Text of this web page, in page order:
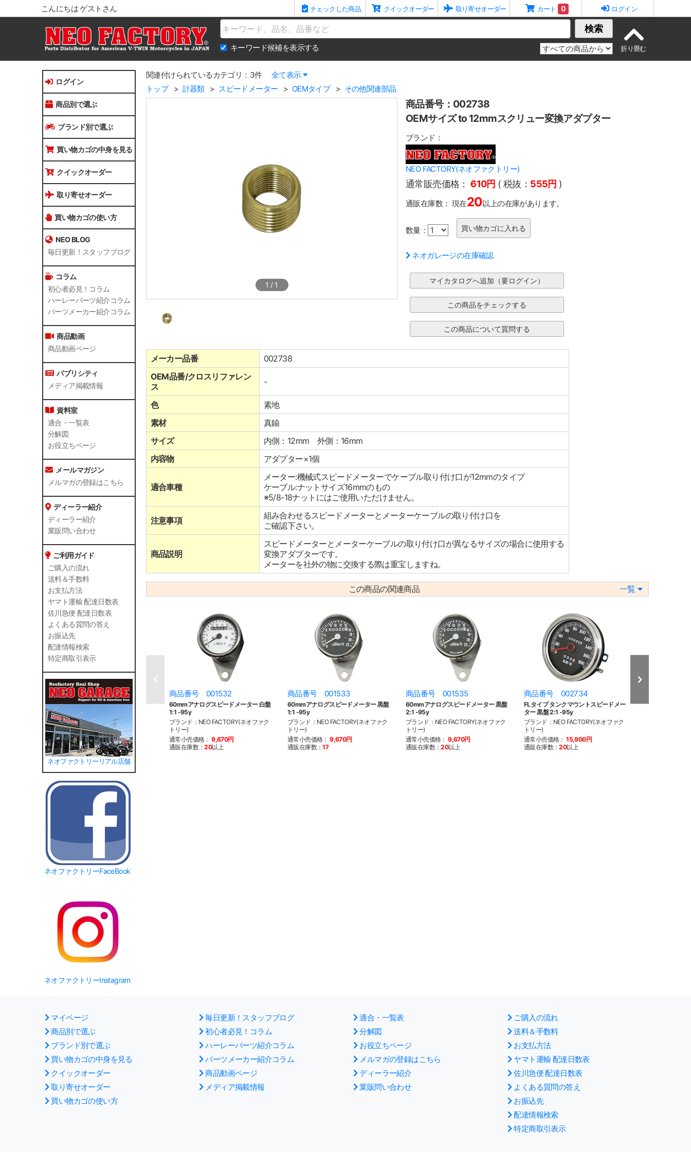
こんにちは ゲストさん チェックした商品 クイックオーダー 取り寄せオーダー カート 0 ログイン
Name 検索
キーワード候補を表示する
ログイン
商品別で選ぶ
ブランド別で選ぶ
買い物カゴの中身を見る
クイックオーダー
取り寄せオーダー
買い物カゴの使い方
NEO BLOG
毎日更新！スタッフブログ
コラム
初心者必見！コラム
ハーレーパーツ紹介コラム
パーツメーカー紹介コラム
商品動画
商品動画ページ
パブリシティ
メディア掲載情報
資料室
適合・一覧表
分解図
お役立ちページ
メールマガジン
メルマガの登録はこちら
ディーラー紹介
ディーラー紹介
業販問い合わせ
ご利用ガイド
ご購入の流れ
送料＆手数料
お支払方法
ヤマト運輸 配達日数表
佐川急便 配達日数表
よくある質問の答え
お振込先
配達情報検索
特定商取引表示
ネオファクトリーリアル店舗
ネオファクトリーFaceBook
ネオファクトリーInstagram
関連付けられているカテゴリ：3件
全て表示
トップ
計器類 スピードメーター OEMタイプ その他関連部品
1 / 1
商品番号：002738
OEMサイズ to 12mmスクリュー変換アダプター
ブランド：
NEO FACTORY(ネオファクトリー)
通常販売価格： 610円 ( 税抜： 555円 )
通販在庫数： 現在20以上の在庫があります。
数量：
ネオガレージの在庫確認
メーカー品番
002738
OEM品番/クロスリファレン
ス
-
色
素地
素材
真鍮
サイズ
内側：12mm 外側：16mm
内容物
アダプター×1個
適合車種
メーター:機械式スピードメーターでケーブル取り付け口が12mmのタイプ
ケーブル:ナットサイズ16mmのもの
※5/8-18ナットにはご使用いただけません。
注意事項
組み合わせるスピードメーターとメーターケーブルの取り付け口を
ご確認下さい。
商品説明
スピードメーターとメーターケーブルの取り付け口が異なるサイズの場合に使用する
変換アダプターです。
メーターを社外の物に交換する際は重宝しますね。
この商品の関連商品 一覧
商品番号 001532
60mmアナログスピードメーター 白盤
1:1 -95y
ブランド：NEO FACTORY(ネオファク
トリー)
通常小売価格： 9,670円
通販在庫数：20以上
商品番号 001533
60mmアナログスピードメーター 黒盤
1:1 -95y
ブランド：NEO FACTORY(ネオファク
トリー)
通常小売価格： 9,670円
通販在庫数：17
商品番号 001535
60mmアナログスピードメーター 黒盤
2:1 -95y
ブランド：NEO FACTORY(ネオファク
トリー)
通常小売価格： 9,670円
通販在庫数：20以上
商品番号 002734
FLタイプ タンクマウントスピードメー
ター 黒盤 2:1 ‐95y
ブランド：NEO FACTORY(ネオファク
トリー)
通常小売価格： 15,900円
通販在庫数：20以上
FLタイプ タンク
マイページ
商品別で選ぶ
ブランド別で選ぶ
買い物カゴの中身を見る
クイックオーダー
取り寄せオーダー
買い物カゴの使い方
毎日更新！スタッフブログ
初心者必見！コラム
ハーレーパーツ紹介コラム
パーツメーカー紹介コラム
商品動画ページ
メディア掲載情報
適合・一覧表
分解図
お役立ちページ
メルマガの登録はこちら
ディーラー紹介
業販問い合わせ
ご購入の流れ
送料＆手数料
お支払方法
ヤマト運輸 配達日数表
佐川急便 配達日数表
よくある質問の答え
お振込先
配達情報検索
特定商取引表示